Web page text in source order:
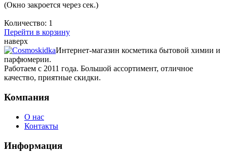
(Окно закроется через сек.)
Количество: 1
Перейти в корзину
наверх
Интернет-магазин косметика бытовой химии и
парфюмерии.
Работаем с 2011 года. Большой ассортимент, отличное
качество, приятные скидки.
Компания
О нас
Контакты
Информация